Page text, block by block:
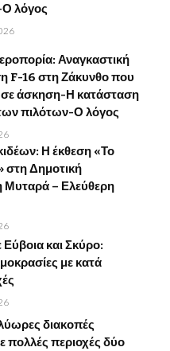
Ο λόγος
Αναγκαστική
F-16 στη Ζάκυνθο που
σε άσκηση-Η κατάσταση
πιλότων-Ο λόγος
Η έκθεση «Το
στη Δημοτική
Μυταρά – Ελεύθερη
και Σκύρο:
με κατά
διακοπές
πολλές περιοχές δύο